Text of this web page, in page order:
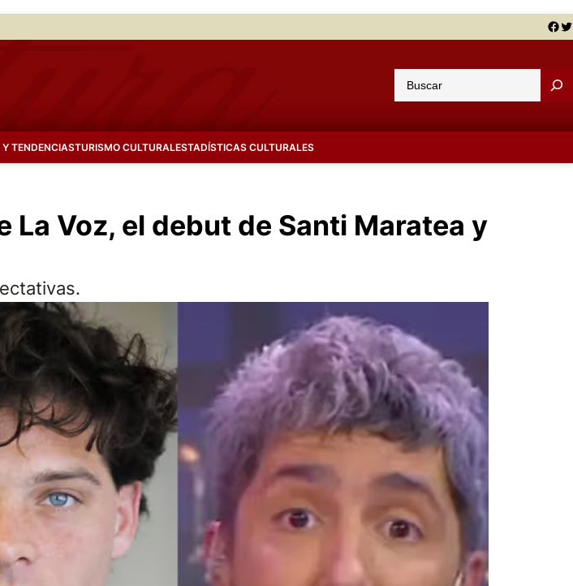
Facebook Twitter
u
a
TENDENCIASTURISMO CULTURALESTADÍSTICAS CULTURALES
La Voz, el debut de Santi Maratea y